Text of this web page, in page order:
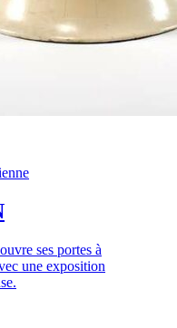
ses portes à
une exposition